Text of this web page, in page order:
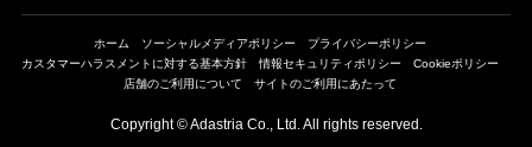
ホーム ソーシャルメディアポリシー
プライバシーポリシー
カスタマーハラスメントに対する基本方針
情報セキュリティポリシー
Cookieポリシー
店舗のご利用について
サイトのご利用にあたって
Copyright © Adastria Co., Ltd. All rights reserved.